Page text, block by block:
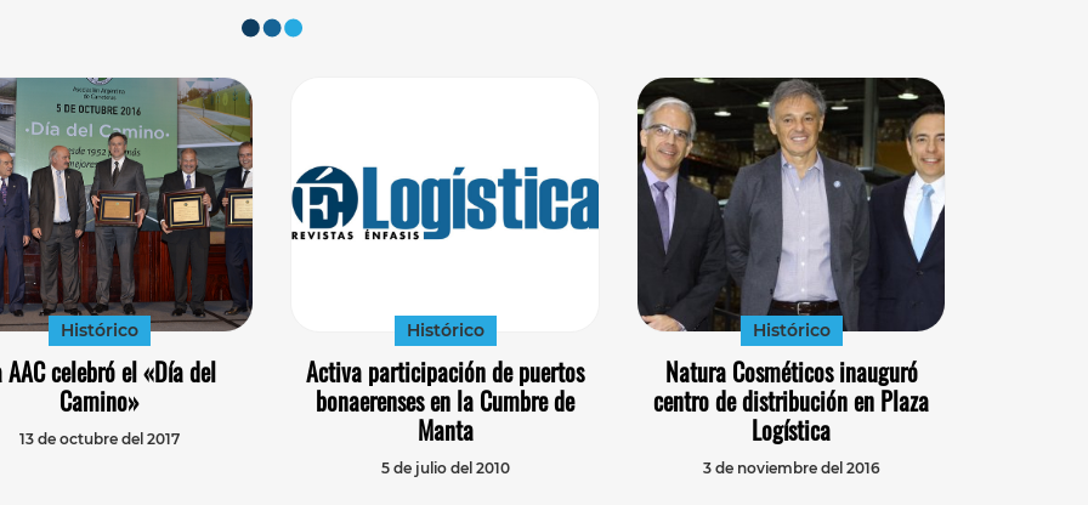
Histórico
AAC celebró el «Día del
Camino»
13 de octubre del 2017
Histórico
Activa participación de puertos
bonaerenses en la Cumbre de
Manta
5 de julio del 2010
Histórico
Natura Cosméticos inauguró
centro de distribución en Plaza
Logística
3 de noviembre del 2016